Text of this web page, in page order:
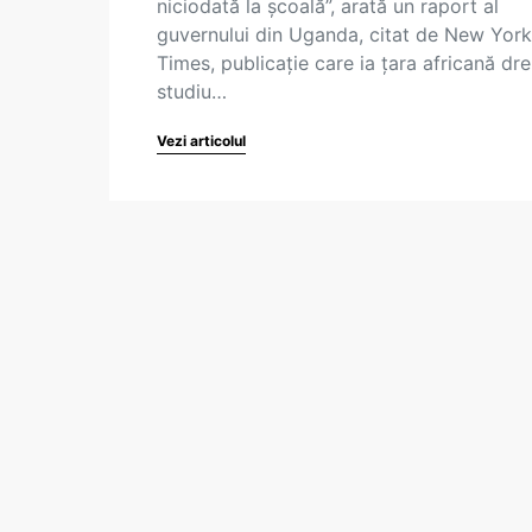
niciodată la școală”, arată un raport al
guvernului din Uganda, citat de New York
Times, publicație care ia țara africană
studiu…
Vezi articolul